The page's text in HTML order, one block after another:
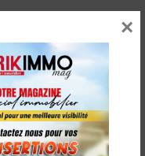
×
V S D